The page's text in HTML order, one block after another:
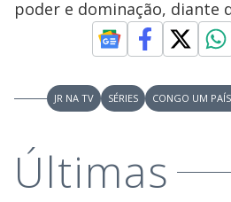
d
e
o
poder e dominação, diante
JR NA TV SÉRIES CONGO UM
Últimas